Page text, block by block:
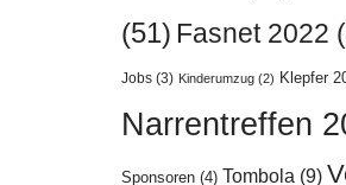
(51) Fasnet 2022
Jobs (3) Kinderumzug (2) Klepfer
Narrentreffen
Sponsoren (4) Tombola (9)